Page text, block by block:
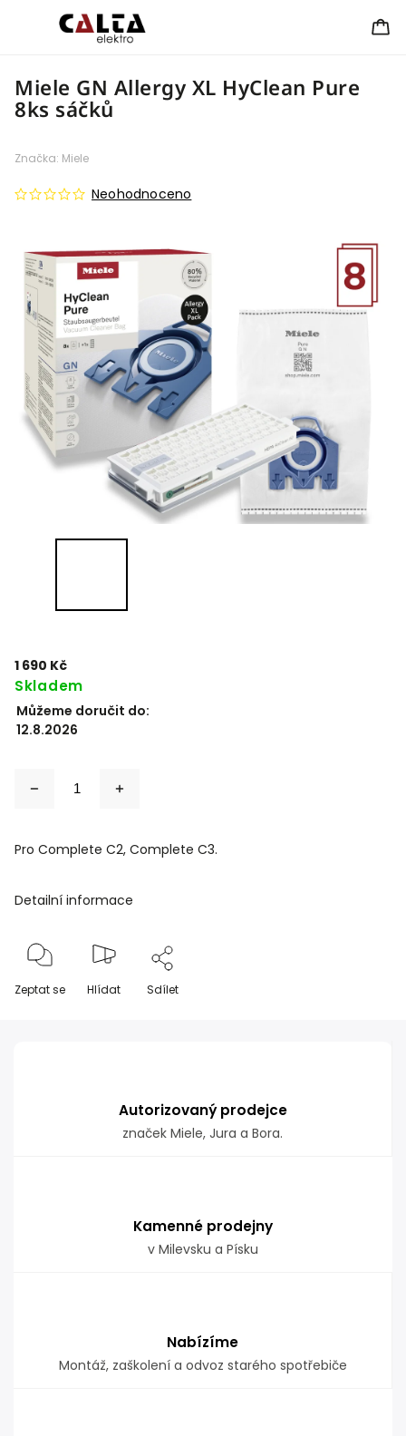
Miele GN Allergy XL HyClean Pure
8ks sáčků
Neohodnoceno
Značka: Miele
1 690 Kč
Skladem
Můžeme doručit do:
12.8.2026
Pro Complete C2, Complete C3.
Detailní informace
Zeptat se Hlídat Sdílet
Autorizovaný prodejce
značek Miele, Jura a Bora.
Kamenné prodejny
v Milevsku a Písku
Nabízíme
Montáž, zaškolení a odvoz starého spotřebiče